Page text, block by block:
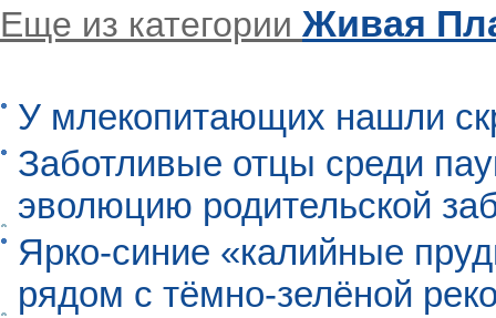
Еще из категории Живая
У млекопитающих нашли
Заботливые отцы среди
эволюцию родительской
Ярко-синие «калийные
рядом с тёмно-зелёной